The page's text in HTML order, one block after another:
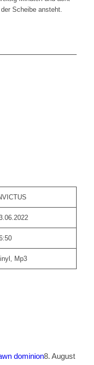
Scheibe ansteht.
Mp3
dominion8. August